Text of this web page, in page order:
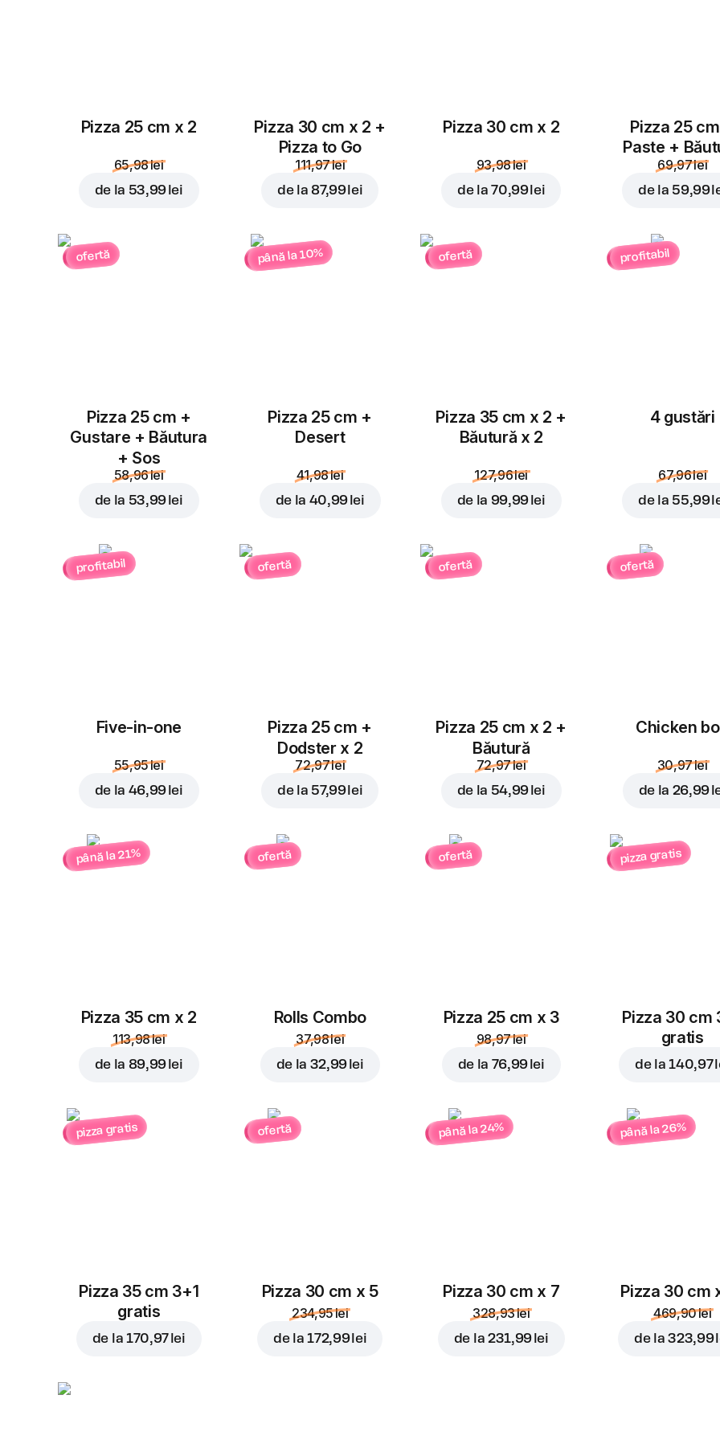
murați
Pizza 25 cm x 2
65,98 lei
de la 53,99 lei
Pizza 30 cm x 2 +
Pizza to Go
111,97 lei
de la 87,99 lei
Pizza 30 cm x 2
93,98 lei
de la70,99 lei
Pizza 25
Paste +
69,97 lei
de la 59,99
ofertă
Pizza 25 cm +
Gustare + Băutura
+ Sos
58,96 lei
de la 53,99 lei
până la 10%
Pizza 25 cm +
Desert
41,98 lei
de la 40,99 lei
ofertă
Pizza 35 cm x 2 +
Băutură x 2
127,96 lei
de la 99,99 lei
profitabil
4 gustări
67,96 lei
de la 55,99
profitabil
Five-in-one
55,95 lei
de la 46,99 lei
ofertă
Pizza 25 cm +
Dodster x 2
72,97 lei
de la 57,99 lei
ofertă
Pizza 25 cm x 2 +
Băutură
72,97 lei
de la 54,99 lei
ofertă
Chicken
30,97 lei
de la 26,99
până la 21%
Pizza 35 cm x 2
113,98 lei
de la 89,99 lei
ofertă
Rolls Combo
37,98 lei
de la 32,99 lei
ofertă
Pizza 25 cm x 3
98,97 lei
de la 76,99 lei
pizza gratis
Pizza 30 cm
gratis
de la140,97
pizza gratis
Pizza 35 cm 3+1
gratis
de la 170,97 lei
ofertă
Pizza 30 cm x 5
234,95 lei
de la172,99 lei
până la 24%
Pizza 30 cm x 7
328,93 lei
de la 231,99 lei
până la 26%
Pizza 30 cm
469,90 lei
de la323,99